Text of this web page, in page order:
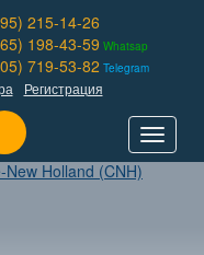
215-14-26
198-43-59 Whatsap
719-53-82 Telegram
Регистрация
Toggle
New Holland (CNH)